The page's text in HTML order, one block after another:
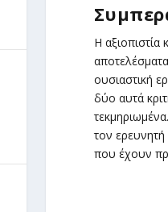
Η αξιοπιστία
ουσιαστική
δύο αυτά
τον ερευνητή
που έχουν